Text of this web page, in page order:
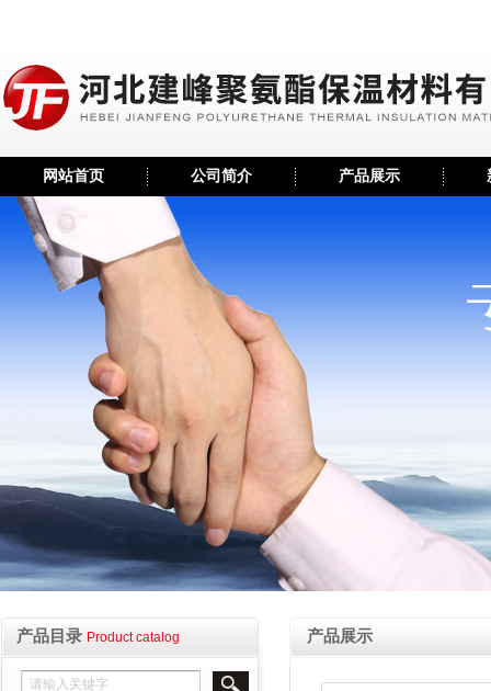
网站首页 公司简介 产品展示
产品目录 Product catalog 产品展示